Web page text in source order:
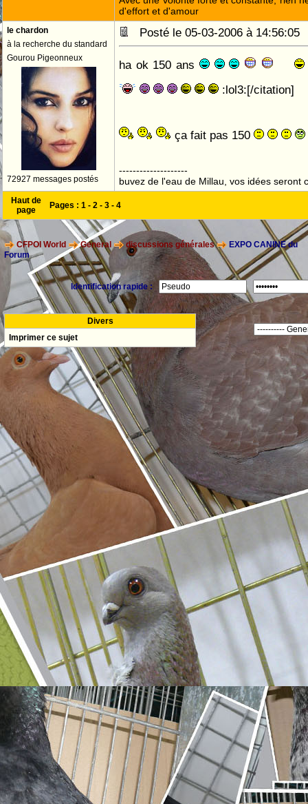
d'effort et d'amour
le chardon
à la recherche du standard
Gourou Pigeonneux
72927 messages postés
Posté le 05-03-2006 à
ha ok 150 ans
:lol3:[/citation]
ça fait pas 150
--------------------
buvez de l'eau de Millau, vos idées seront
Haut de
page
Pages : 1 - 2 - 3 - 4
CFPOI World General discussions générales
EXPO CANINE du
Forum
Identification rapide :
Divers
Imprimer ce sujet